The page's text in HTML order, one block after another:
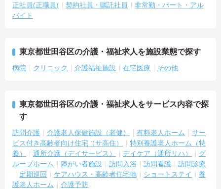
正社員(正職員) 契約社員・嘱託社員
非常勤・パート・アル
バイト
東京都世田谷区の介護・福祉求人を施設業態で探す
病院 クリニック 介護福祉施設 在宅医療 その他
東京都世田谷区の介護・福祉求人をサービス内容で探
す
訪問介護 介護老人保健施設（老健） 有料老人ホーム
サー
ビス付き高齢者向け住宅（サ高住）
特別養護老人ホーム（特
養）
通所介護（デイサービス） デイケア（通所リハ）
グ
ループホーム
障がい者施設 訪問入浴 訪問看護
訪問診療
定期巡回
ケアハウス・高齢者住宅地 ショートステイ
養
護老人ホーム
介護予防